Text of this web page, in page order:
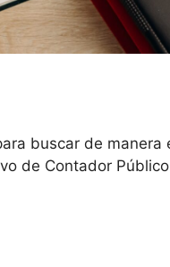
buscar de manera
de Contador